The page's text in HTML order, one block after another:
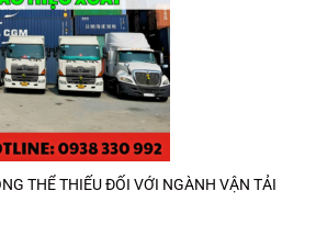
THỂ THIẾU ĐỐI VỚI NGÀNH VẬN TẢI